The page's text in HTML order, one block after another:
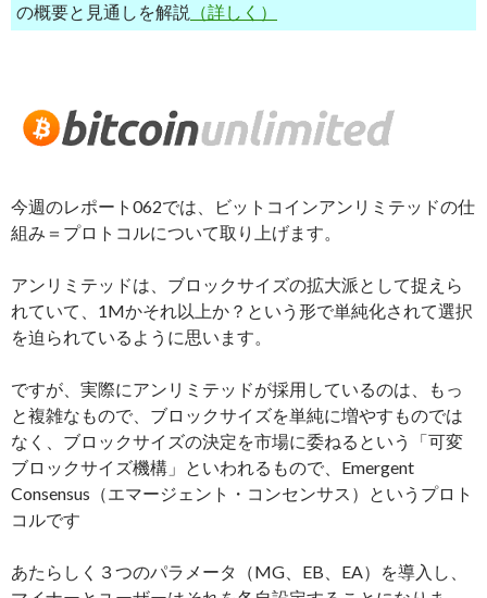
の概要と見通しを解説
（詳しく）
今週のレポート062では、ビットコインアンリミテッドの仕
組み＝プロトコルについて取り上げます。
アンリミテッドは、ブロックサイズの拡大派として捉えら
れていて、1Mかそれ以上か？という形で単純化されて選択
を迫られているように思います。
ですが、実際にアンリミテッドが採用しているのは、もっ
と複雑なもので、ブロックサイズを単純に増やすものでは
なく、ブロックサイズの決定を市場に委ねるという「可変
ブロックサイズ機構」といわれるもので、Emergent
Consensus（エマージェント・コンセンサス）というプロト
コルです
あたらしく３つのパラメータ（MG、EB、EA）を導入し、